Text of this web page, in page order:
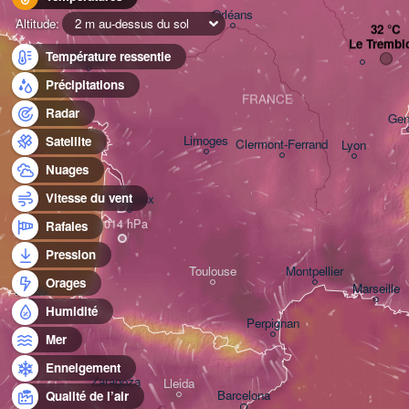
Altitude:
2 m au-dessus du sol
Température ressentie
Précipitations
Radar
Satellite
Nuages
Vitesse du vent
Rafales
Pression
Orages
Humidité
Mer
Enneigement
Qualité de l’air
Zaragoza
Bordeaux
Nantes
Bilbao
Barcelona
Lyon
Marseille
Montpellier
Orléans
Perpignan
Lleida
Clermont-Ferrand
Limoges
Toulouse
FRANCE
Le
D